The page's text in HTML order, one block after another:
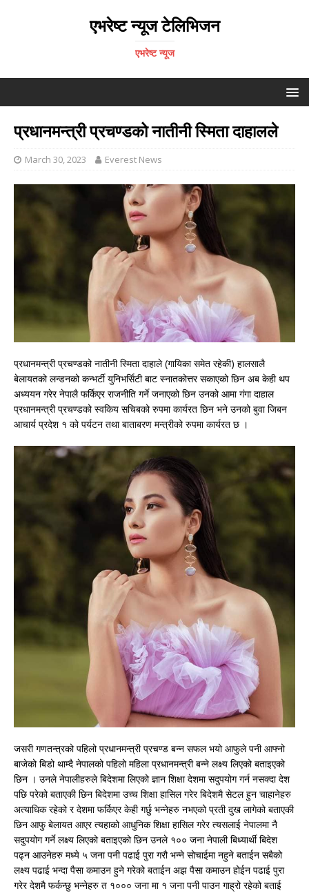
एभरेष्ट न्यूज टेलिभिजन
एभरेष्ट न्यूज
प्रधानमन्त्री प्रचण्डको नातीनी स्मिता दाहालले
March 30, 2023 Everest News
प्रधानमन्त्री प्रचण्डको नातीनी स्मिता दाहाले (गायिका समेत रहेकी) हालसालै
बेलायतको लन्डनको कन्भर्टी युनिभर्सिटी बाट स्नातकोत्तर सकाएको छिन अब केही थप
अध्ययन गरेर नेपालै फर्किएर राजनीति गर्ने जनाएको छिन उनको आमा गंगा दाहाल
प्रधानमन्त्री प्रचण्डको स्वकिय सचिबको रुपमा कार्यरत छिन भने उनको बुवा जिबन
आचार्य प्रदेश १ को पर्यटन तथा बाताबरण मन्त्रीको रुपमा कार्यरत छ ।
जसरी गणतन्त्रको पहिलो प्रधानमन्त्री प्रचण्ड बन्न सफल भयो आफुले पनी आफ्नो
बाजेको बिडो थाम्दै नेपालको पहिलो महिला प्रधानमन्त्री बन्ने लक्ष्य लिएको बताइएको
छिन । उनले नेपालीहरुले बिदेशमा लिएको ज्ञान शिक्षा देशमा सदुपयोग गर्न नसक्दा देश
पछि परेको बताएकी छिन बिदेशमा उच्च शिक्षा हासिल गरेर बिदेशमै सेटल हुन चाहानेहरु
अत्याधिक रहेको र देशमा फर्किएर केही गर्छु भन्नेहरु नभएको प्रती दुख लागेको बताएकी
छिन आफु बेलायत आएर त्यहाको आधुनिक शिक्षा हासिल गरेर त्यसलाई नेपालमा नै
सदुपयोग गर्ने लक्ष्य लिएको बताइएको छिन उनले १०० जना नेपाली बिध्यार्थी बिदेश
पढ्न आउनेहरु मध्ये ५ जना पनी पढाई पुरा गरौ भन्ने सोचाईमा नहुने बताईन सबैको
लक्ष्य पढाई भन्दा पैसा कमाउन हुने गरेको बताईन अझ पैसा कमाउन होईन पढाई पुरा
गरेर देशमै फर्कन्छु भन्नेहरु त १००० जना मा १ जना पनी पाउन गाह्रो रहेको बताई